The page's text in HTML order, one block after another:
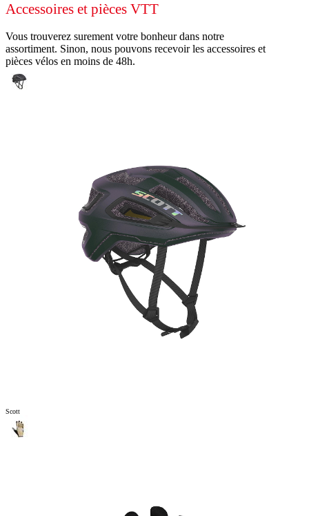
Accessoires et pièces VTT
Vous trouverez surement votre bonheur dans notre
assortiment. Sinon, nous pouvons recevoir les accessoires et
pièces vélos en moins de 48h.
Scott